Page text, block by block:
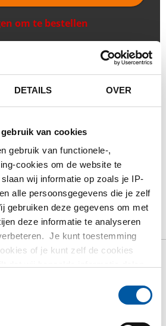
DETAILS OVER
van cookies
gebruik van functionele-,
cookies om de website te
wij informatie op zoals je IP-
alle persoonsgegevens die je zelf
gebruiken deze gegevens om met
deze informatie te analyseren
Je kunt toestemming
of je kunt zelf de cookies
vind je in ons
om te bestellen
OMSCHRIJVING
DOWNLOADS